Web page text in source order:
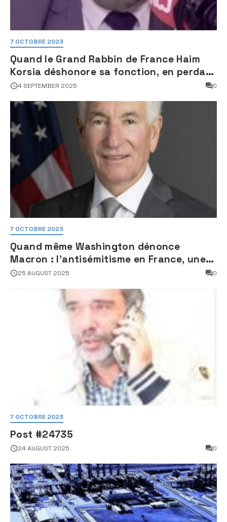
7 OCTOBRE 2023
Quand le Grand Rabbin de France Haim
Korsia déshonore sa fonction, en perdant
son sang froid
4 SEPTEMBER 2025 0
7 OCTOBRE 2023
Quand même Washington dénonce
Macron : l’antisémitisme en France, une
faillite d’État
25 AUGUST 2025 0
7 OCTOBRE 2023
Post #24735
24 AUGUST 2025 0